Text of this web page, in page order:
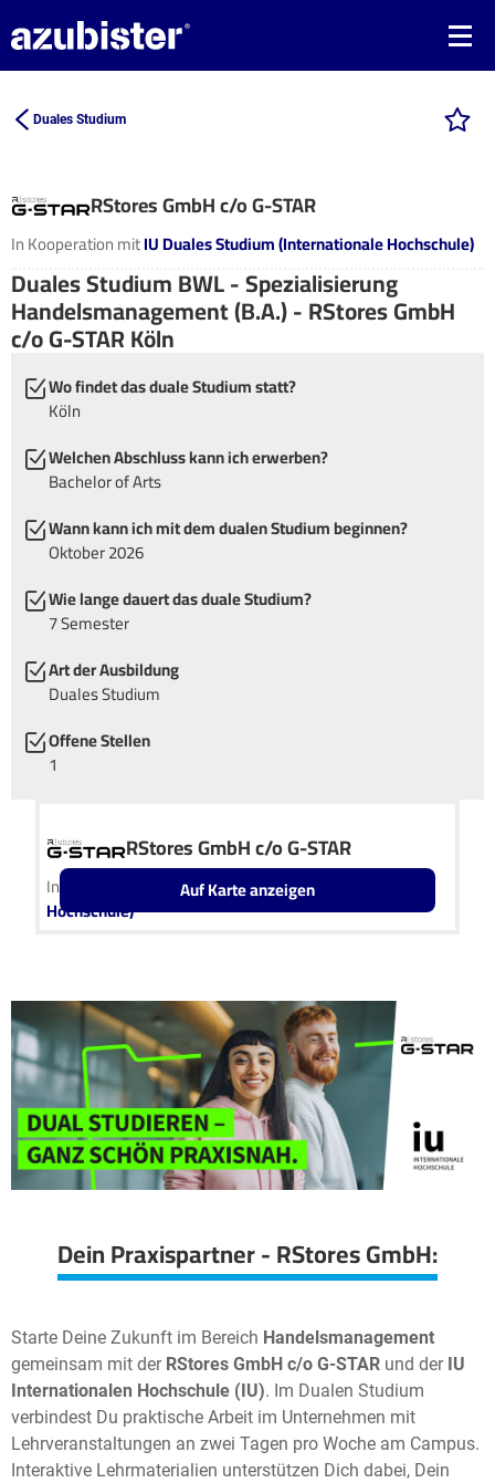
Duales Studium
RStores GmbH c/o G-STAR
In Kooperation mitIU Duales Studium (Internationale Hochschule)
Duales Studium BWL - Spezialisierung
Handelsmanagement (B.A.) - RStores GmbH
c/o G-STAR Köln
Wo findet das duale Studium statt?
Köln
Welchen Abschluss kann ich erwerben?
Bachelor of Arts
Wann kann ich mit dem dualen Studium beginnen?
Oktober 2026
Wie lange dauert das duale Studium?
7 Semester
Art der Ausbildung
Duales Studium
Offene Stellen
1
RStores GmbH c/o G-STAR
In Kooperation mit IU Duales Studium (Internationale
Hochschule) Leaflet OpenStreetMap2
Auf Karte anzeigen
Dein Praxispartner - RStores GmbH:
Starte Deine Zukunft im Bereich Handelsmanagement
gemeinsam mit der RStores GmbH c/o G-STAR und derIU
Internationalen Hochschule (IU). Im Dualen Studium
verbindest Du praktische Arbeit im Unternehmen mit
Lehrveranstaltungen an zwei Tagen pro Woche am Campus.
Interaktive Lehrmaterialien unterstützen Dich dabei, Dein